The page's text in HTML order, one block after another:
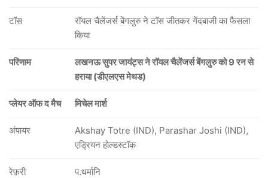
टॉस
रॉयल चैलेंजर्स बेंगलुरु ने टॉस जीतकर गेंदबाजी का फैसला
किया
परिणाम
लखनऊ सुपर जायंट्स ने रॉयल चैलेंजर्स बेंगलुरु को 9 रन से
हराया (डीएलएस मेथड)
प्लेयर ऑफ द मैच मिचेल मार्श
अंपायर
Akshay Totre (IND), Parashar Joshi (IND),
एड्रियन होल्डस्टॉक
रेफ़री प.धर्मानि